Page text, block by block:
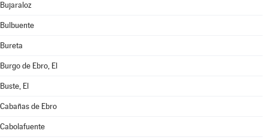
Bujaraloz
Bulbuente
Bureta
Burgo de Ebro, El
Buste, El
Cabañas de Ebro
Cabolafuente